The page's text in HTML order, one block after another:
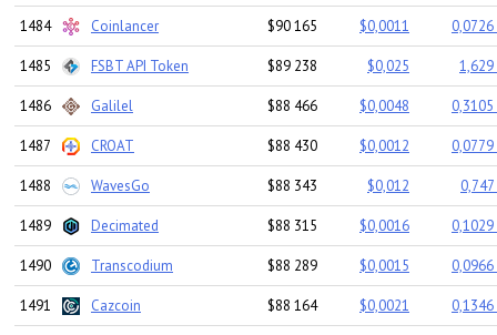
1484 Coinlancer $90 165 $0,0011
1485 FSBT API Token $89 238 $0,025 1,629
1486 Galilel $88 466 $0,0048
1487 CROAT $88 430 $0,0012
1488 WavesGo $88 343 $0,012
1489 Decimated $88 315 $0,0016
1490 Transcodium $88 289 $0,0015
1491 Cazcoin $88 164 $0,0021